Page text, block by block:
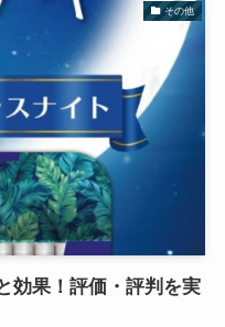
その他
効果！評価・評判を実